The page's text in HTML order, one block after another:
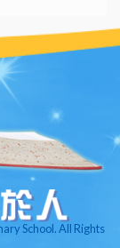
School. All Rights